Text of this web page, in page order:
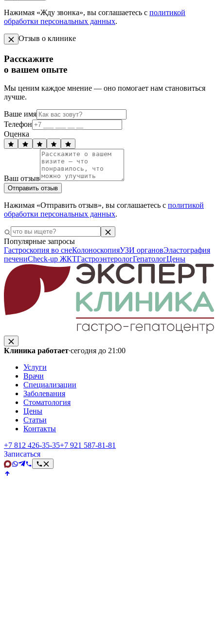
Нажимая «Жду звонка», вы соглашаетесь с политикой
обработки персональных данных.
Отзыв о клинике
Расскажите
о вашем опыте
Мы ценим каждое мнение — оно помогает нам становиться
лучше.
Ваше имя
Телефон
Оценка
Ваш отзыв
Отправить отзыв
Нажимая «Отправить отзыв», вы соглашаетесь с политикой
обработки персональных данных.
Популярные запросы
Гастроскопия во снеКолоноскопияУЗИ органовЭластография
печениCheck-up ЖКТГастроэнтерологГепатологЦены
Клиника работает·сегодня до 21:00
Услуги
Врачи
Специализации
Заболевания
Стоматология
Цены
Статьи
Контакты
+7 812 426‑35‑35+7 921 587‑81‑81
Записаться